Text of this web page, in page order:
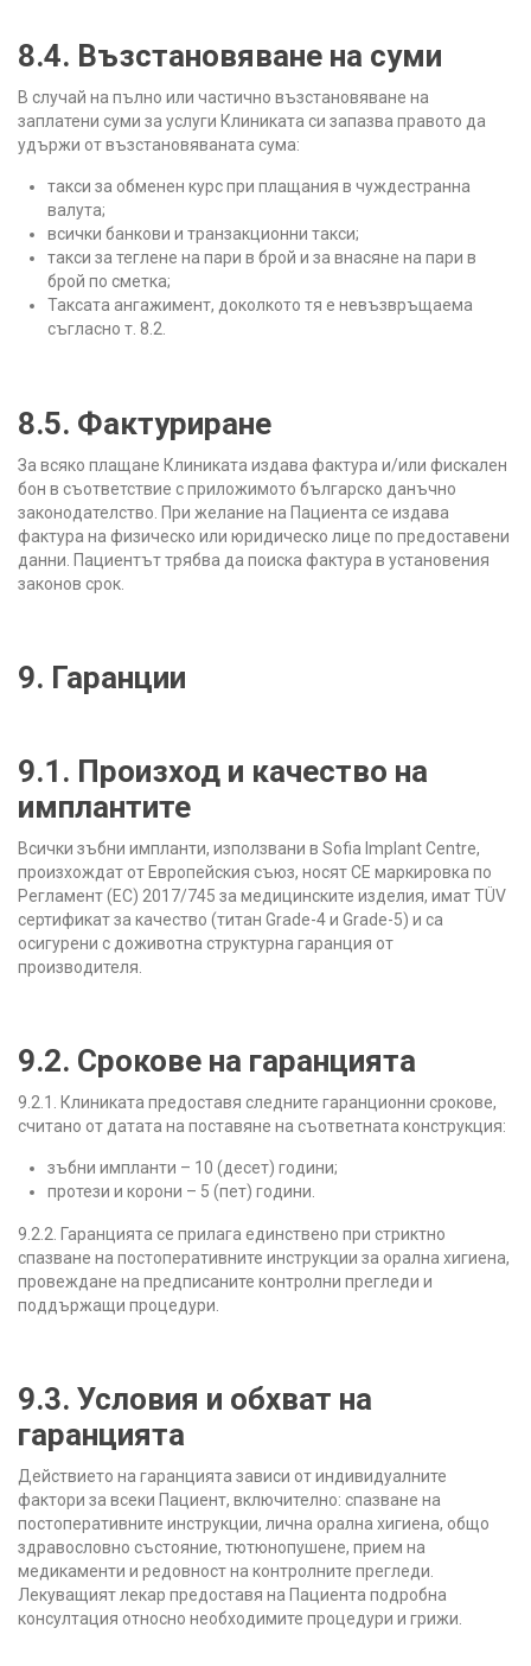
8.4. Възстановяване на суми
В случай на пълно или частично възстановяване на
заплатени суми за услуги Клиниката си запазва правото да
удържи от възстановяваната сума:
такси за обменен курс при плащания в чуждестранна
валута;
всички банкови и транзакционни такси;
такси за теглене на пари в брой и за внасяне на пари в
брой по сметка;
Таксата ангажимент, доколкото тя е невъзвръщаема
съгласно т. 8.2.
8.5. Фактуриране
За всяко плащане Клиниката издава фактура и/или фискален
бон в съответствие с приложимото българско данъчно
законодателство. При желание на Пациента се издава
фактура на физическо или юридическо лице по предоставени
данни. Пациентът трябва да поиска фактура в установения
законов срок.
9. Гаранции
9.1. Произход и качество на
имплантите
Всички зъбни импланти, използвани в Sofia Implant Centre,
произхождат от Европейския съюз, носят CE маркировка по
Регламент (ЕС) 2017/745 за медицинските изделия, имат TÜV
сертификат за качество (титан Grade-4 и Grade-5) и са
осигурени с доживотна структурна гаранция от
производителя.
9.2. Срокове на гаранцията
9.2.1. Клиниката предоставя следните гаранционни срокове,
считано от датата на поставяне на съответната конструкция:
зъбни импланти – 10 (десет) години;
протези и корони – 5 (пет) години.
9.2.2. Гаранцията се прилага единствено при стриктно
спазване на постоперативните инструкции за орална хигиена,
провеждане на предписаните контролни прегледи и
поддържащи процедури.
9.3. Условия и обхват на
гаранцията
Действието на гаранцията зависи от индивидуалните
фактори за всеки Пациент, включително: спазване на
постоперативните инструкции, лична орална хигиена, общо
здравословно състояние, тютюнопушене, прием на
медикаменти и редовност на контролните прегледи.
Лекуващият лекар предоставя на Пациента подробна
консултация относно необходимите процедури и грижи.